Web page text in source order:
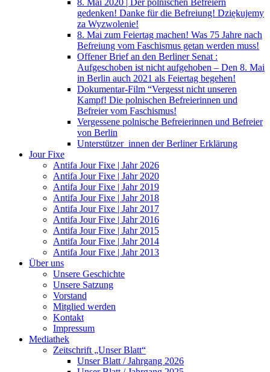
gedenken! Danke für die Befreiung! Dziękujemy
za Wyzwolenie!
8. Mai zum Feiertag machen! Was 75 Jahre nach
Befreiung vom Faschismus getan werden muss!
Offener Brief an den Berliner Senat :
Aufgeschoben ist nicht aufgehoben – Den 8. Mai
in Berlin auch 2021 als Feiertag begehen!
Dokumentar-Film “Vergesst nicht unseren
Kampf! Die polnischen Befreierinnen und
Befreier vom Faschismus!
Vergessene polnische Befreierinnen und Befreier
von Berlin
Unterstützer_innen der Berliner Erklärung
Jour Fixe
Antifa Jour Fixe | Jahr 2026
Antifa Jour Fixe | Jahr 2020
Antifa Jour Fixe | Jahr 2019
Antifa Jour Fixe | Jahr 2018
Antifa Jour Fixe | Jahr 2017
Antifa Jour Fixe | Jahr 2016
Antifa Jour Fixe | Jahr 2015
Antifa Jour Fixe | Jahr 2014
Antifa Jour Fixe | Jahr 2013
Über uns
Unsere Geschichte
Unsere Satzung
Vorstand
Mitglied werden
Kontakt
Impressum
Mediathek
Zeitschrift „Unser Blatt“
Unser Blatt / Jahrgang 2026